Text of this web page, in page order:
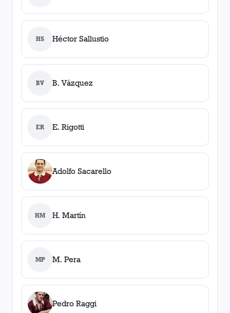
HS Héctor Sallustio
BV B. Vázquez
ER E. Rigotti
Adolfo Sacarello
HM H. Martín
MP M. Pera
Pedro Raggi